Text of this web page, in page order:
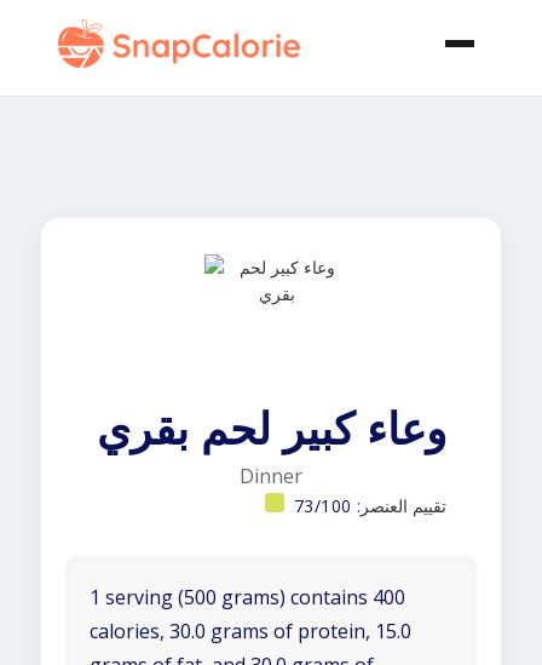
وعاء كبير لحم بقري
Dinner
تقييم العنصر: 73/100
1 serving (500 grams) contains 400
calories, 30.0 grams of protein, 15.0